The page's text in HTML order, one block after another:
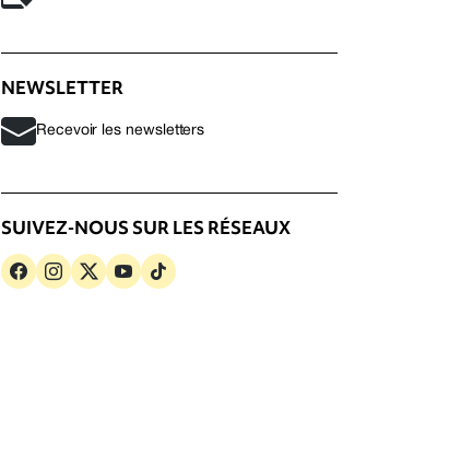
NEWSLETTER
Recevoir les newsletters
SUIVEZ-NOUS SUR LES RÉSEAUX